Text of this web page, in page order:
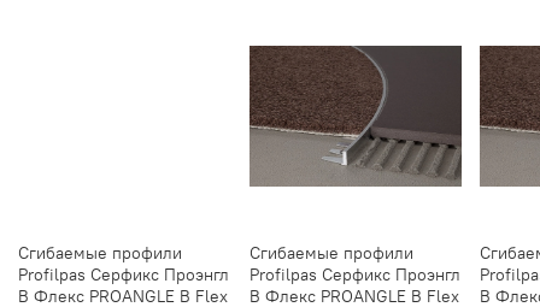
Сгибаемые профили
Profilpas Серфикс Проэнгл
В Флекс PROANGLE B Flex
Сгибаемые профили
Profilpas Серфикс Проэнгл
В Флекс PROANGLE B Flex
В